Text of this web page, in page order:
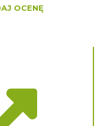
OCENĘ
Trasa